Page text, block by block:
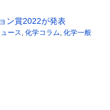
ン賞2022が発表
ース, 化学コラム, 化学一般